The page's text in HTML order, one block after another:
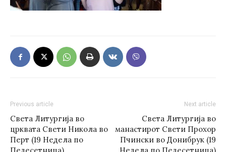
Previous article
Света Литургија во
црквата Свети Никола во
Перт (19 Недела по
Next article
Света Литургија во
манастирот Свети Прохор
Пчински во Донибрук (19